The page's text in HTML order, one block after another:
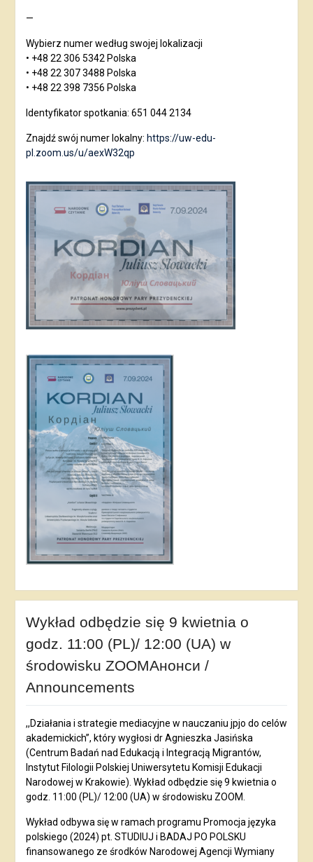
—
Wybierz numer według swojej lokalizacji
• +48 22 306 5342 Polska
• +48 22 307 3488 Polska
• +48 22 398 7356 Polska
Identyfikator spotkania: 651 044 2134
Znajdź swój numer lokalny: https://uw-edu-
pl.zoom.us/u/aexW32qp
Wykład odbędzie się 9 kwietnia o
godz. 11:00 (PL)/ 12:00 (UA) w
środowisku ZOOMАнонси /
Announcements
,,Działania i strategie mediacyjne w nauczaniu jpjo do celów
akademickich”, który wygłosi dr Agnieszka Jasińska
(Centrum Badań nad Edukacją i Integracją Migrantów,
Instytut Filologii Polskiej Uniwersytetu Komisji Edukacji
Narodowej w Krakowie). Wykład odbędzie się 9 kwietnia o
godz. 11:00 (PL)/ 12:00 (UA) w środowisku ZOOM.
Wykład odbywa się w ramach programu Promocja języka
polskiego (2024) pt. STUDIUJ i BADAJ PO POLSKU
finansowanego ze środków Narodowej Agencji Wymiany